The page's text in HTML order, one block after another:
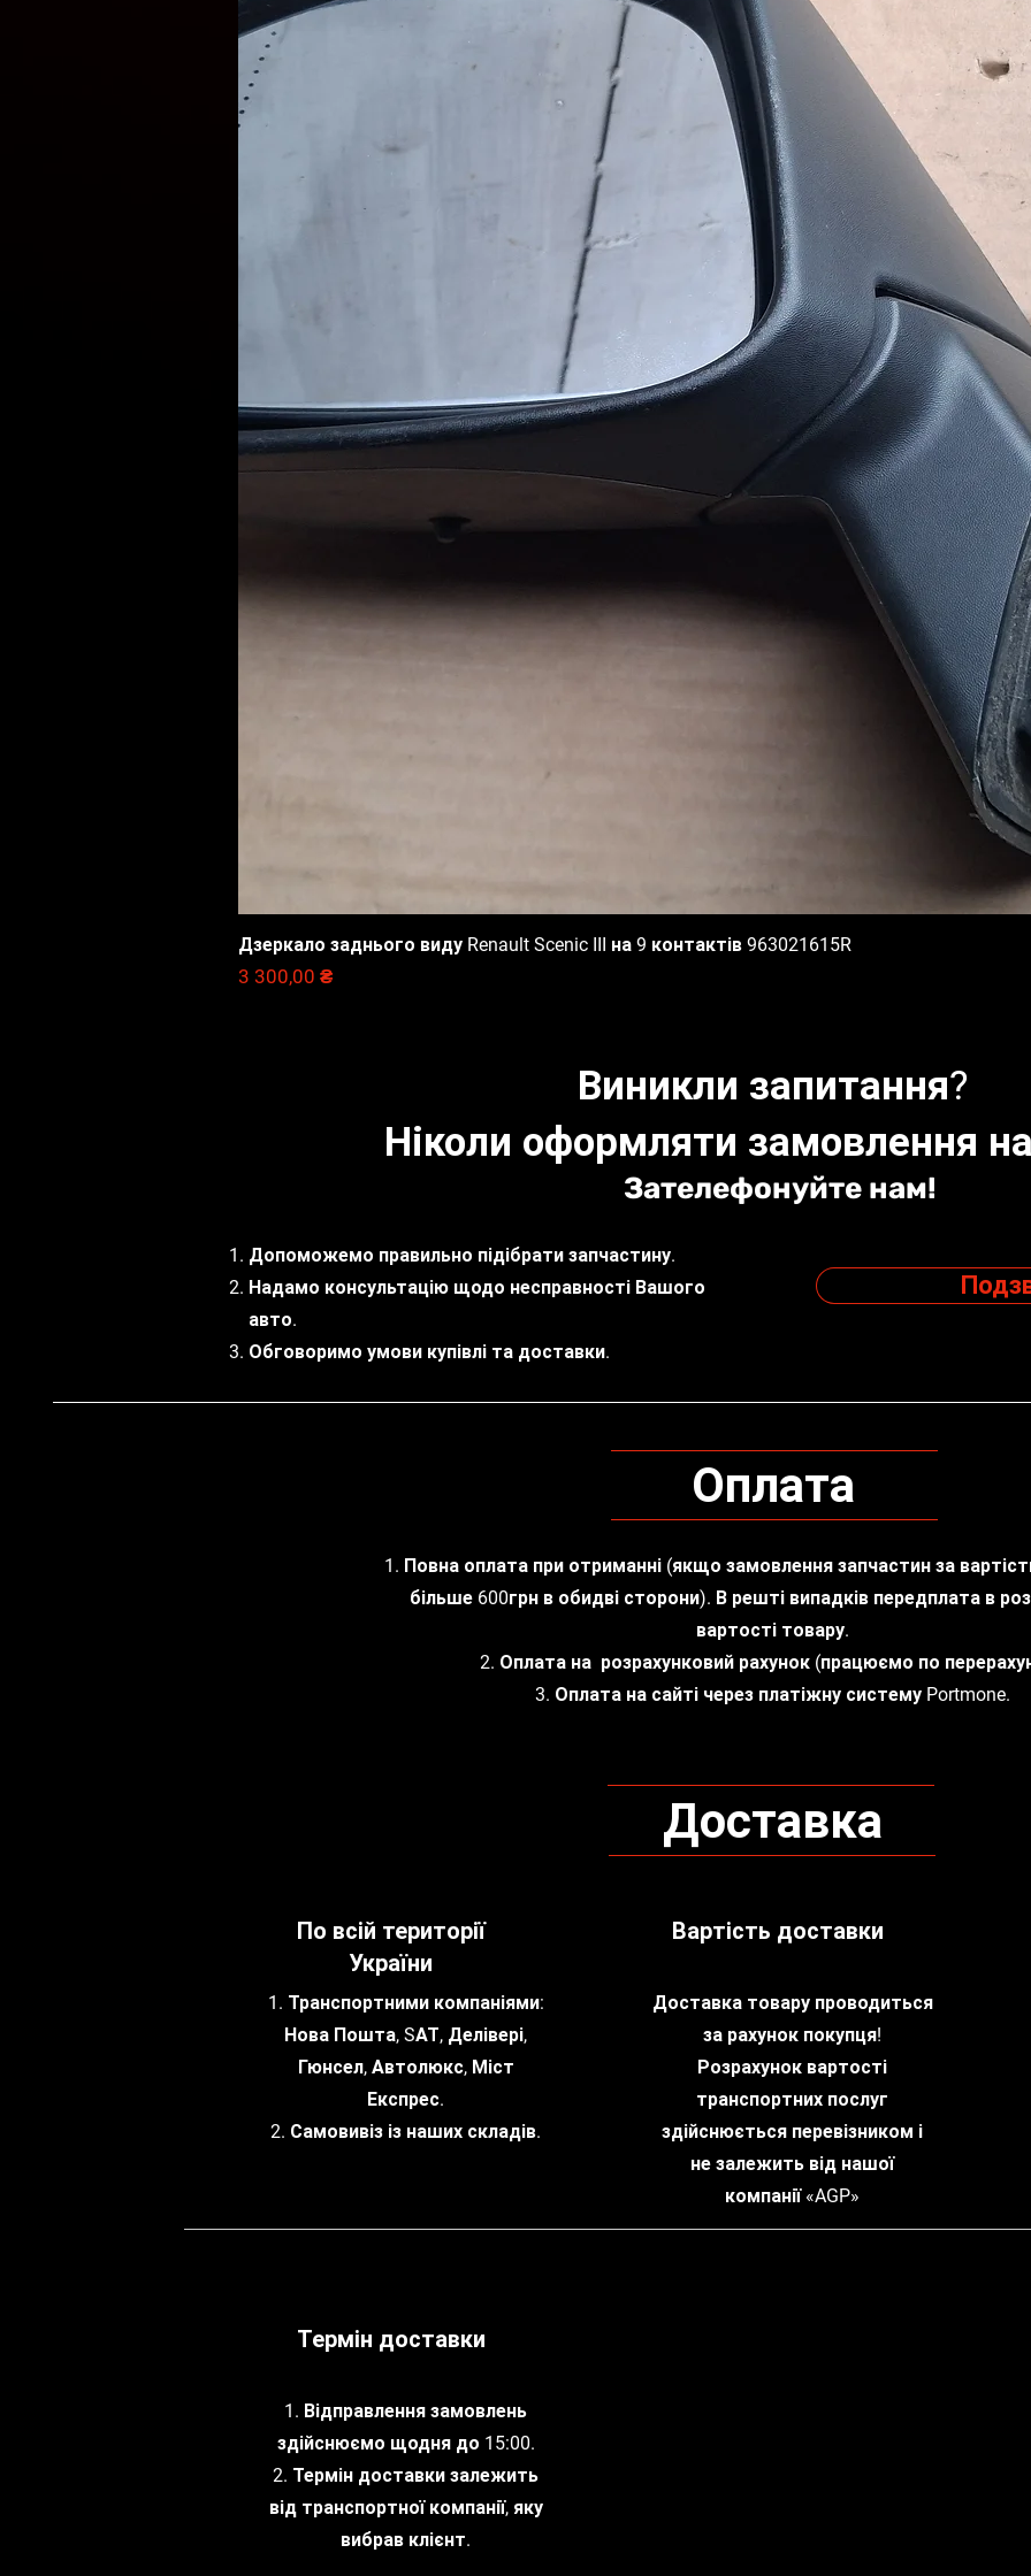
розмірі вартості доставки замовлення в обидві сторони.
Відправлення запчастин щодня до 16:00.
Доставка вибраною Вами службою доставки (САТ, НоваПошта,
Наші фахівці готові проконсультувати з приводу вибору
запчастин, що відповідають вашим потребам та бюджету.
Швидкий перегляд
Дзеркало заднього виду Renault Scenic III на 9 контактів 963021615R
Ціна
3 300,00 ₴
Виникли запитання?
Ніколи оформляти замовлення на
Зателефонуйте нам!
Допоможемо правильно підібрати запчастину.
Надамо консультацію щодо несправності Вашого
авто.
Обговоримо умови купівлі та доставки.
Оплата
1. Повна оплата при отриманні (якщо замовлення запчастин за
більше 600грн в обидві сторони). В решті випадків передплата в
вартості товару.
2. Оплата на розрахунковий рахунок (працюємо по
3. Оплата на сайті через платіжну систему Portmone.
Доставка
По всій території
України
1. Транспортними компаніями:
Нова Пошта, SАТ, Делівері,
Гюнсел, Автолюкс, Міст
Експрес.
2. Самовивіз із наших складів.
Вартість доставки
Доставка товару проводиться
за рахунок покупця!
Розрахунок вартості
транспортних послуг
здійснюється перевізником і
не залежить від нашої
компанії «AGP»
Термін доставки
1. Відправлення замовлень
здійснюємо щодня до 15:00.
2. Термін доставки залежить
від транспортної компанії, яку
вибрав клієнт.